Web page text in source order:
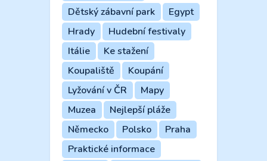
Dětský zábavní park
Egypt
Hrady
Hudební festivaly
Itálie
Ke stažení
Koupaliště
Koupání
Lyžování v ČR
Mapy
Muzea
Nejlepší pláže
Německo
Polsko
Praha
Praktické informace